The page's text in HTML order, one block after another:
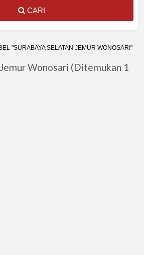
CARI
"SURABAYA SELATAN JEMUR WONOSARI"
Wonosari (Ditemukan 1